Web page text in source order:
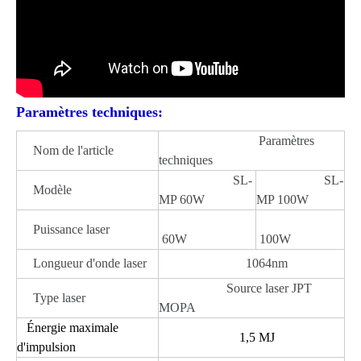
Paramètres techniques:
Nom de l'article
Paramètres
techniques
Modèle
SL-
MP 60W
SL-
MP 100W
Puissance laser
60W
100W
Longueur d'onde laser
1064nm
Type laser
Source laser JPT
MOPA
Énergie maximale
d'impulsion
1,5 MJ